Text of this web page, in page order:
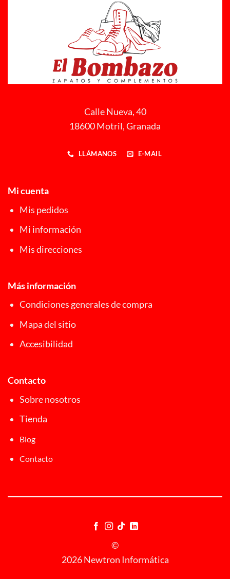
Calle Nueva, 40
18600 Motril, Granada
LLÁMANOS E-MAIL
Mi cuenta
Mis pedidos
Mi información
Mis direcciones
Más información
Condiciones generales de compra
Mapa del sitio
Accesibilidad
Contacto
Sobre nosotros
Tienda
Blog
Contacto
©
2026 Newtron Informática